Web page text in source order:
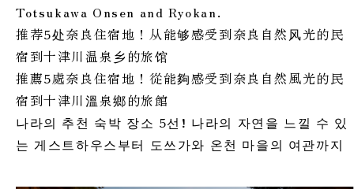
Totsukawa Onsen and Ryokan.
推荐5处奈良住宿地！从能够感受到奈良自然风光的民
宿到十津川温泉乡的旅馆
推薦5處奈良住宿地！從能夠感受到奈良自然風光的民
宿到十津川溫泉鄉的旅館
나라의 추천 숙박 장소 5선! 나라의 자연을 느낄 수 있
는 게스트하우스부터 도쓰가와 온천 마을의 여관까지